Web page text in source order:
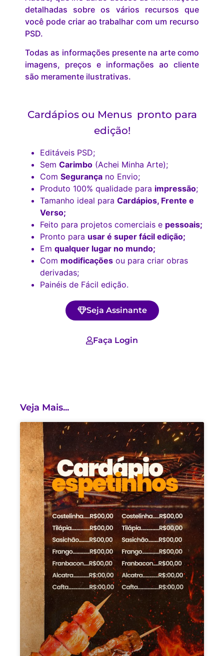
detalhadas sobre os vários recursos que
você pode criar ao trabalhar com um recurso
PSD.
Todas as informações presente na arte como
imagens, preços e informações ao cliente
são meramente ilustrativas.
Cardápios ou Menus pronto para
edição!
Editáveis PSD;
Sem Carimbo (Achei Minha Arte);
Com Segurança no Envio;
Produto 100% qualidade para impressão;
Tamanho ideal para Cardápios, Frente e
Verso;
Feito para projetos comerciais e pessoais;
Pronto para usar é super fácil edição;
Em qualquer lugar no mundo;
Com modificações ou para criar obras
derivadas;
Painéis de Fácil edição.
Seja Assinante
Faça Login
Veja Mais...